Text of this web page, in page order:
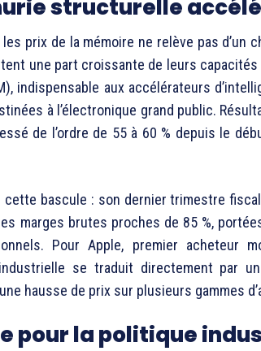
structurelle
prix de la mémoire ne relève pas d’un
une part croissante de leurs
indispensable aux accélérateurs
à l’électronique grand public.
de l’ordre de 55 à 60 % depuis le
bascule : son dernier trimestre
marges brutes proches de 85 %,
Pour Apple, premier acheteur
se traduit directement par
hausse de prix sur plusieurs gammes
pour la politique